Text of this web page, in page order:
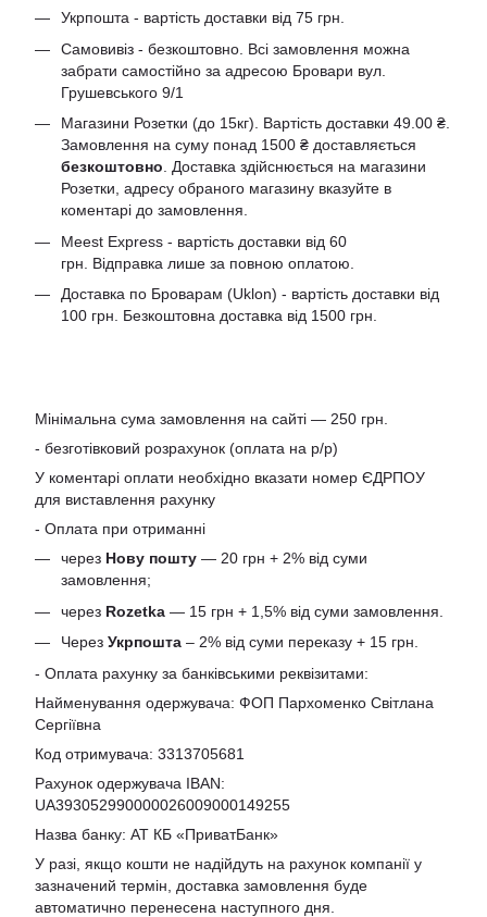
Укрпошта - вартість доставки від 75 грн.
Самовивіз - безкоштовно. Всі замовлення можна
забрати самостійно за адресою Бровари вул.
Грушевського 9/1
Магазини Розетки (до 15кг). Вартість доставки 49.00 ₴.
Замовлення на суму понад 1500 ₴ доставляється
безкоштовно . Доставка здійснюється на магазини
Розетки, адресу обраного магазину вказуйте в
коментарі до замовлення.
Meest Express - вартість доставки від 60
грн. Відправка лише за повною оплатою.
Доставка по Броварам (Uklon) - вартість доставки від
100 грн. Безкоштовна доставка від 1500 грн.
Мінімальна сума замовлення на сайті — 250 грн.
- безготівковий розрахунок (оплата на р/р)
У коментарі оплати необхідно вказати номер ЄДРПОУ
для виставлення рахунку
- Оплата при отриманні
через Нову пошту — 20 грн + 2% від суми
замовлення;
через Rozetka — 15 грн + 1,5% від суми замовлення.
Через Укрпошта – 2% від суми переказу + 15 грн.
- Оплата рахунку за банківськими реквізитами:
Найменування одержувача: ФОП Пархоменко Світлана
Сергіївна
Код отримувача: 3313705681
Рахунок одержувача IBAN:
UA393052990000026009000149255
Назва банку: АТ КБ «ПриватБанк»
У разі, якщо кошти не надійдуть на рахунок компанії у
зазначений термін, доставка замовлення буде
автоматично перенесена наступного дня.